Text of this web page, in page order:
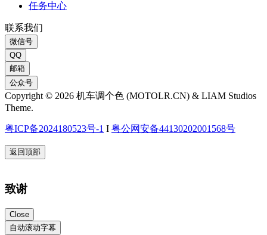
任务中心
联系我们
微信号
QQ
邮箱
公众号
Copyright © 2026 机车调个色 (MOTOLR.CN) & LIAM Studios
Theme.
粤ICP备2024180523号-1 I 粤公网安备44130202001568号
返回顶部
致谢
Close
自动滚动字幕